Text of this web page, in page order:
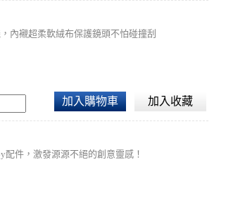
內襯超柔軟絨布保護鏡頭不怕碰撞刮
加入購物車 加入收藏
件，激發源源不絕的創意靈感！